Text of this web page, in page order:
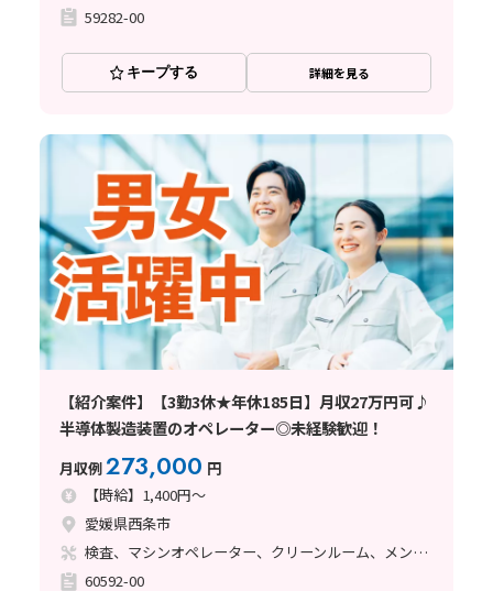
59282-00
キープする 詳細を見る
【紹介案件】【3勤3休★年休185日】月収27万円可♪
半導体製造装置のオペレーター◎未経験歓迎！
月収例273,000 円
【時給】1,400円～
愛媛県西条市
検査、マシンオペレーター、クリーンルーム、メンテナンス・保全
60592-00